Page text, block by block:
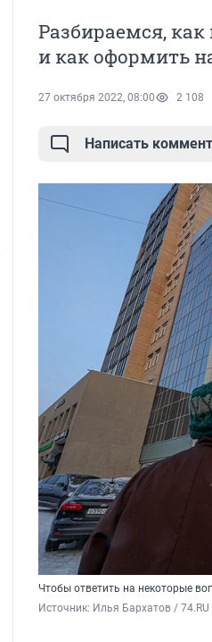
Разбираемся,
и как оформить
27 октября 2022, 08:00 2 108
Написать
Чтобы ответить на некоторые
Источник: Илья Бархатов / 74.RU